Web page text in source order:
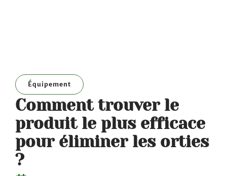
Équipement
Comment trouver le
produit le plus efficace
pour éliminer les orties
?